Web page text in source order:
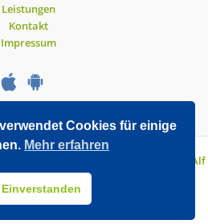
Leistungen
Kontakt
Impressum
| Entwickelt mit WordPress von
Alf
Drollinger
Cookies für einige
Mehr erfahren
Einverstanden